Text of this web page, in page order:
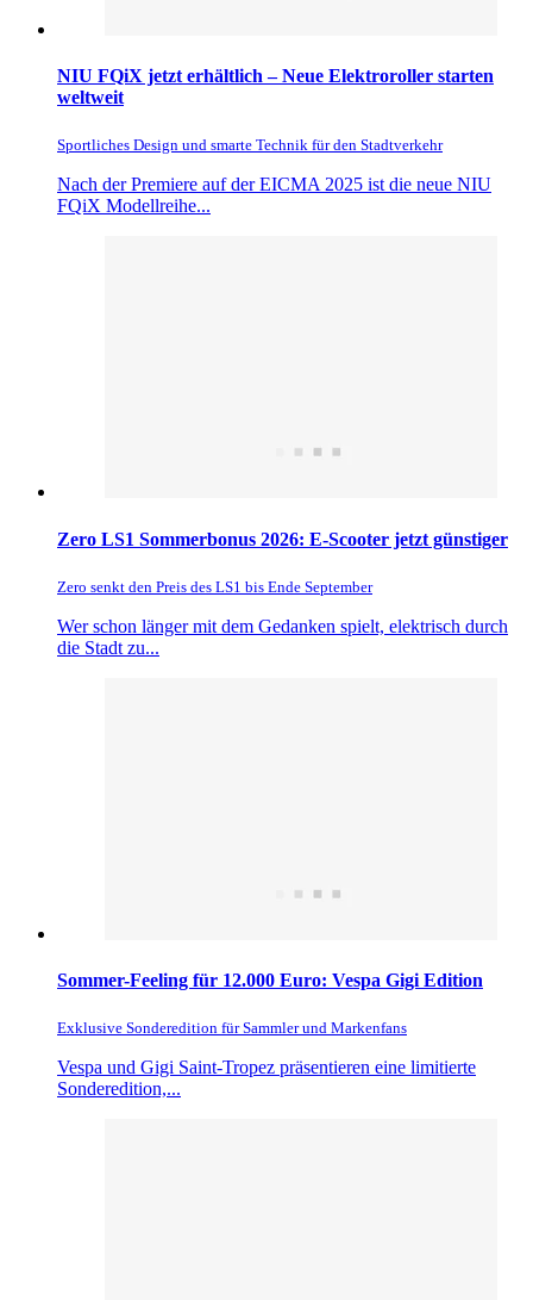
NIU FQiX jetzt erhältlich – Neue Elektroroller starten
weltweit
Sportliches Design und smarte Technik für den Stadtverkehr
Nach der Premiere auf der EICMA 2025 ist die neue NIU
FQiX Modellreihe...
Zero LS1 Sommerbonus 2026: E-Scooter jetzt günstiger
Zero senkt den Preis des LS1 bis Ende September
Wer schon länger mit dem Gedanken spielt, elektrisch durch
die Stadt zu...
Sommer-Feeling für 12.000 Euro: Vespa Gigi Edition
Exklusive Sonderedition für Sammler und Markenfans
Vespa und Gigi Saint-Tropez präsentieren eine limitierte
Sonderedition,...